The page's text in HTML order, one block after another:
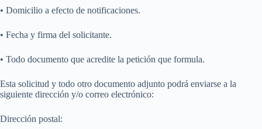
• Domicilio a efecto de notificaciones.
• Fecha y firma del solicitante.
• Todo documento que acredite la petición que formula.
Esta solicitud y todo otro documento adjunto podrá enviarse a la
siguiente dirección y/o correo electrónico:
Dirección postal: